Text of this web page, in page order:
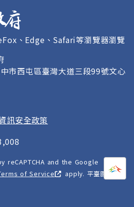
打開
、Edge、Safari等瀏覽器瀏覽
市西屯區臺灣大道三段99號文心
訊安全政策
and the Google
of Service
apply. 平臺圖像以